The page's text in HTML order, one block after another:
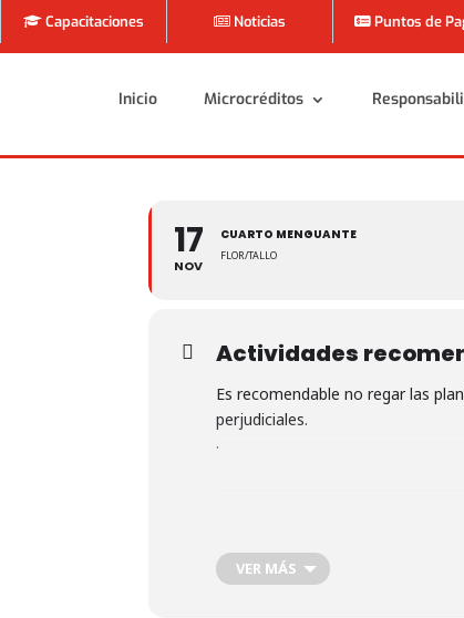
Capacitaciones Noticias Puntos de
Inicio Microcréditos
Inicio Microcréditos
17
NOV
CUARTO MENGUANTE
FLOR/TALLO
Actividades
Es recomendable no regar las
perjudiciales.
.
VER MÁS